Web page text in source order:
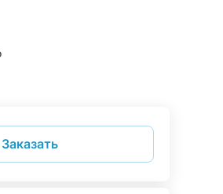
Заказать